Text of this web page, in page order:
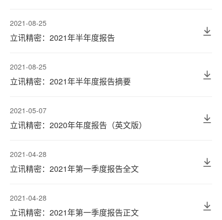
2021-08-25
立讯精密：2021年半年度报告
2021-08-25
立讯精密：2021年半年度报告摘要
2021-05-07
立讯精密：2020年年度报告（英文版）
2021-04-28
立讯精密：2021年第一季度报告全文
2021-04-28
立讯精密：2021年第一季度报告正文